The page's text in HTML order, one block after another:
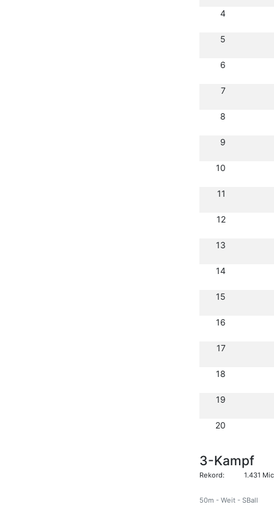
4
5
6
7
8
9
10
11
12
13
14
15
16
17
18
19
20
3-Kampf
Rekord: 1.431
50m - Weit - SBall